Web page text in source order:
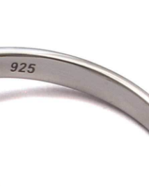
ca. 5mm (13/64 inch)
ca. 6mm (15/64 inch)
ca. 2mm (5/64 inch)
zzgl.